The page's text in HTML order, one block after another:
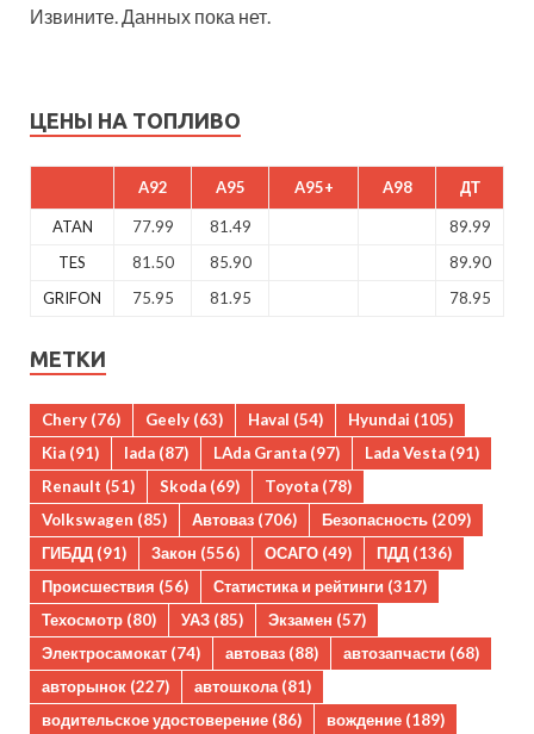
Извините. Данных пока нет.
ЦЕНЫ НА ТОПЛИВО
A92 A95 A95+ A98 ДТ
ATAN 77.99 81.49
89.99
TES
81.50 85.90
89.90
GRIFON
75.95 81.95 78.95
МЕТКИ
Chery (76) Geely (63) Haval (54) Hyundai (105)
Kia (91) lada (87) LAda Granta (97) Lada Vesta (91)
Renault (51) Skoda (69) Toyota (78)
Volkswagen (85) Автоваз (706) Безопасность (209)
ГИБДД (91) Закон (556) ОСАГО (49) ПДД (136)
Происшествия (56) Статистика и рейтинги (317)
Техосмотр (80) УАЗ (85) Экзамен (57)
Электросамокат (74) автоваз (88) автозапчасти (68)
авторынок (227) автошкола(81)
водительское удостоверение (86) вождение (189)